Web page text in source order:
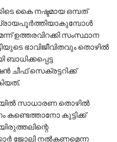
കൈ നഷ്ടമായ ഒമ്പത്
ഉത്തരവിറക്കി സംസ്ഥാന
ഭാവിജീവിതവും തൊഴില്‍
ചീഫ് സെക്രട്ടറിക്ക്
സാധാരണ തൊഴില്‍
കുട്ടിക്ക്
ജോലി നല്‍കണമെന്ന